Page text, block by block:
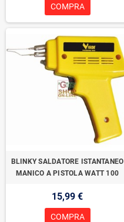
COMPRA
BLINKY SALDATORE ISTANTANEO
MANICO A PISTOLA WATT 100
15,99 €
COMPRA